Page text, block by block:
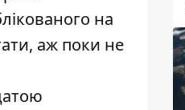
на
аж поки не